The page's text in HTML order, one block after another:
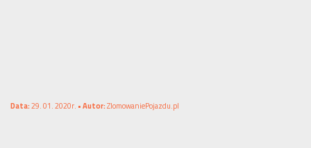
Data:29. 01. 2020r. •Autor:ZlomowaniePojazdu.pl